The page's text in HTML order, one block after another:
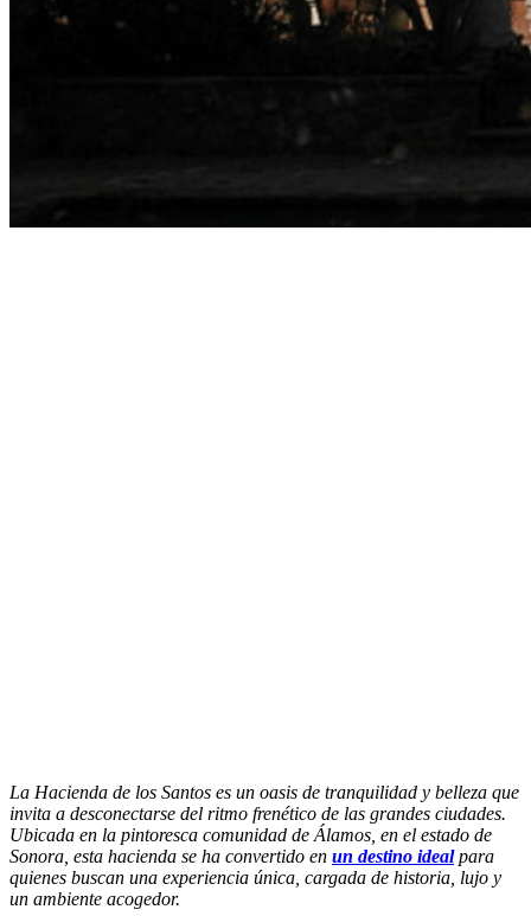
La Hacienda de los Santos es un oasis de tranquilidad y belleza que
invita a desconectarse del ritmo frenético de las grandes ciudades.
Ubicada en la pintoresca comunidad de Álamos, en el estado de
Sonora, esta hacienda se ha convertido en un destino idealpara
quienes buscan una experiencia única, cargada de historia, lujo y
un ambiente acogedor.